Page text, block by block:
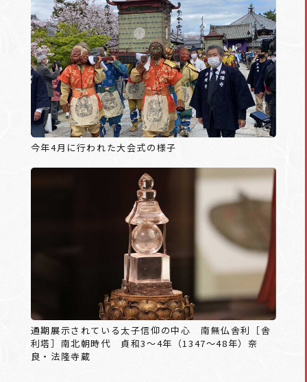
今年4月に行われた大会式の様子
通期展示されている太子信仰の中心 南無仏舎利［舎
利塔］南北朝時代 貞和3～4年（1347～48年）奈
良・法隆寺蔵